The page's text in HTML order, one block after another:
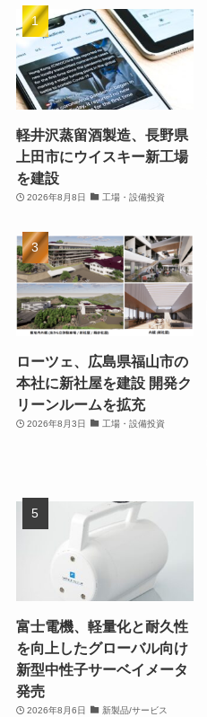
軽井沢蒸留酒製造、長野県
上田市にウイスキー新工場
を建設
2026年8月8日 工場・設備投資
ローツェ、広島県福山市の
本社に新社屋を建設 開発ク
リーンルームを拡充
2026年8月3日 工場・設備投資
富士電機、軽量化と耐久性
を向上したグローバル向け
新型中性子サーベイメータ
発売
2026年8月6日 新製品/サービス